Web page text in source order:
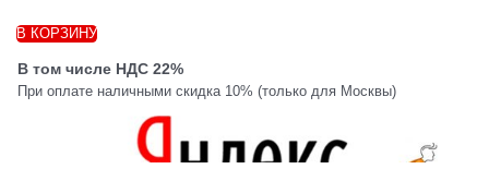
В КОРЗИНУ
В том числе НДС 22%
При оплате наличными скидка 10% (только для Москвы)